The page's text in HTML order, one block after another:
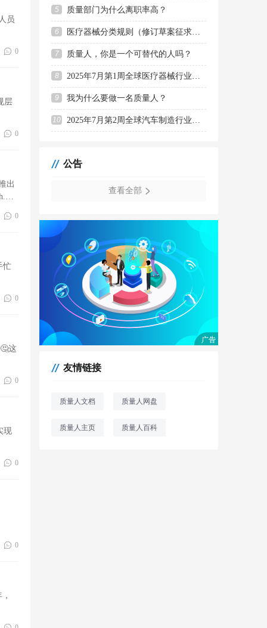
渡期3年，20
04-13
关于发布《医疗器械警戒质
量管理规范》 （试行）的通告
为全面深化审评审批制度改革，持续强化
医疗器械全生命周期质量监管，按照国家
药品监督
01-07
DB32/T《药品生产日常监督
检查规范》发布，2026年1月30日实
施！ ...
江苏省市场监督管理局发布DB32/T 5324-
CARDIOVALVE三尖瓣置换递交
集团已就Cardiovalve经导管三尖瓣置换系
统(“Ca
12-09 匈牙利修订食品法典
2025年12月2日，欧盟委员会发布了匈牙
利提交的法规修订草案通知
（2025/0717/HD)，该草
12-09 丹麦修订多个食品法规
2025年12月5日，丹麦兽医与食品管理局
发布1504、1503、1502号公告，修订果
12-09 韩国宣布修订EMC标准
宣布了针对EMC标准的修订草案，以解决
5G NR宽带
11-26
国家药监局综合司关于印发
5 质量部门为什么离职率高？
6 医疗器械分类规则（修订草案征求意见稿）
7 质量人，你是一个可替代的人吗？
8 2025年7月第1周全球医疗器械行业动态汇总
9 我为什么要做一名质量人？
10 2025年7月第2周全球汽车制造行业动态汇总
公告
查看全部
友情链接
质量人文档 质量人网盘
质量人主页 质量人百科
员
0
层
0
0
忙
0
0
现
0
0